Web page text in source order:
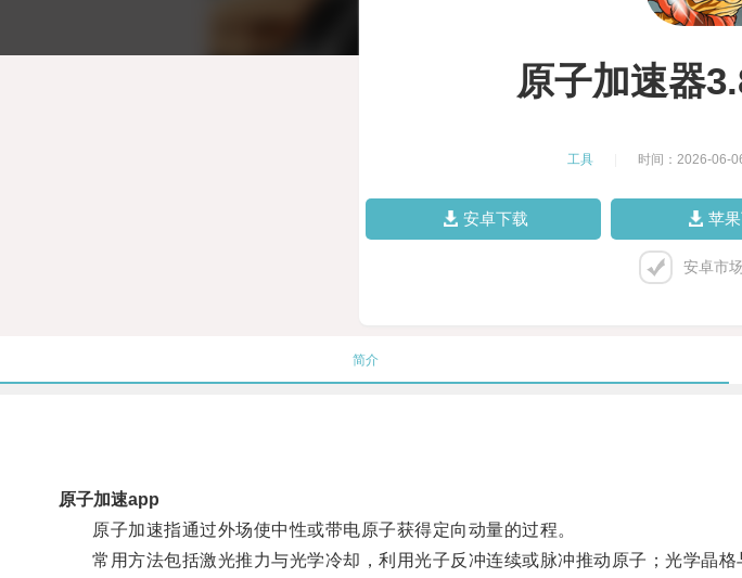
原子加速器
工具 时间：2026-06-
安卓下载 苹
安卓市
简介
原子加速app
原子加速指通过外场使中性或带电原子获得定向动量的过程。
常用方法包括激光推力与光学冷却，利用光子反冲连续或脉冲推动原子；光学晶